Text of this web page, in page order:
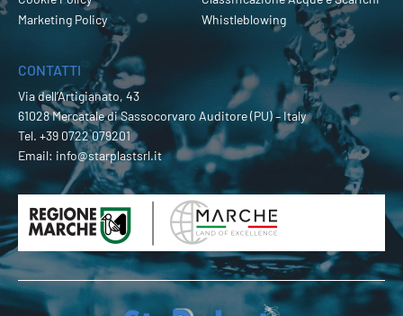
Marketing Policy
Whistleblowing
CONTATTI
Via dell’Artigianato, 43
61028 Mercatale di Sassocorvaro Auditore (PU) – Italy
Tel. +39 0722 079201
Email: info@starplastsrl.it